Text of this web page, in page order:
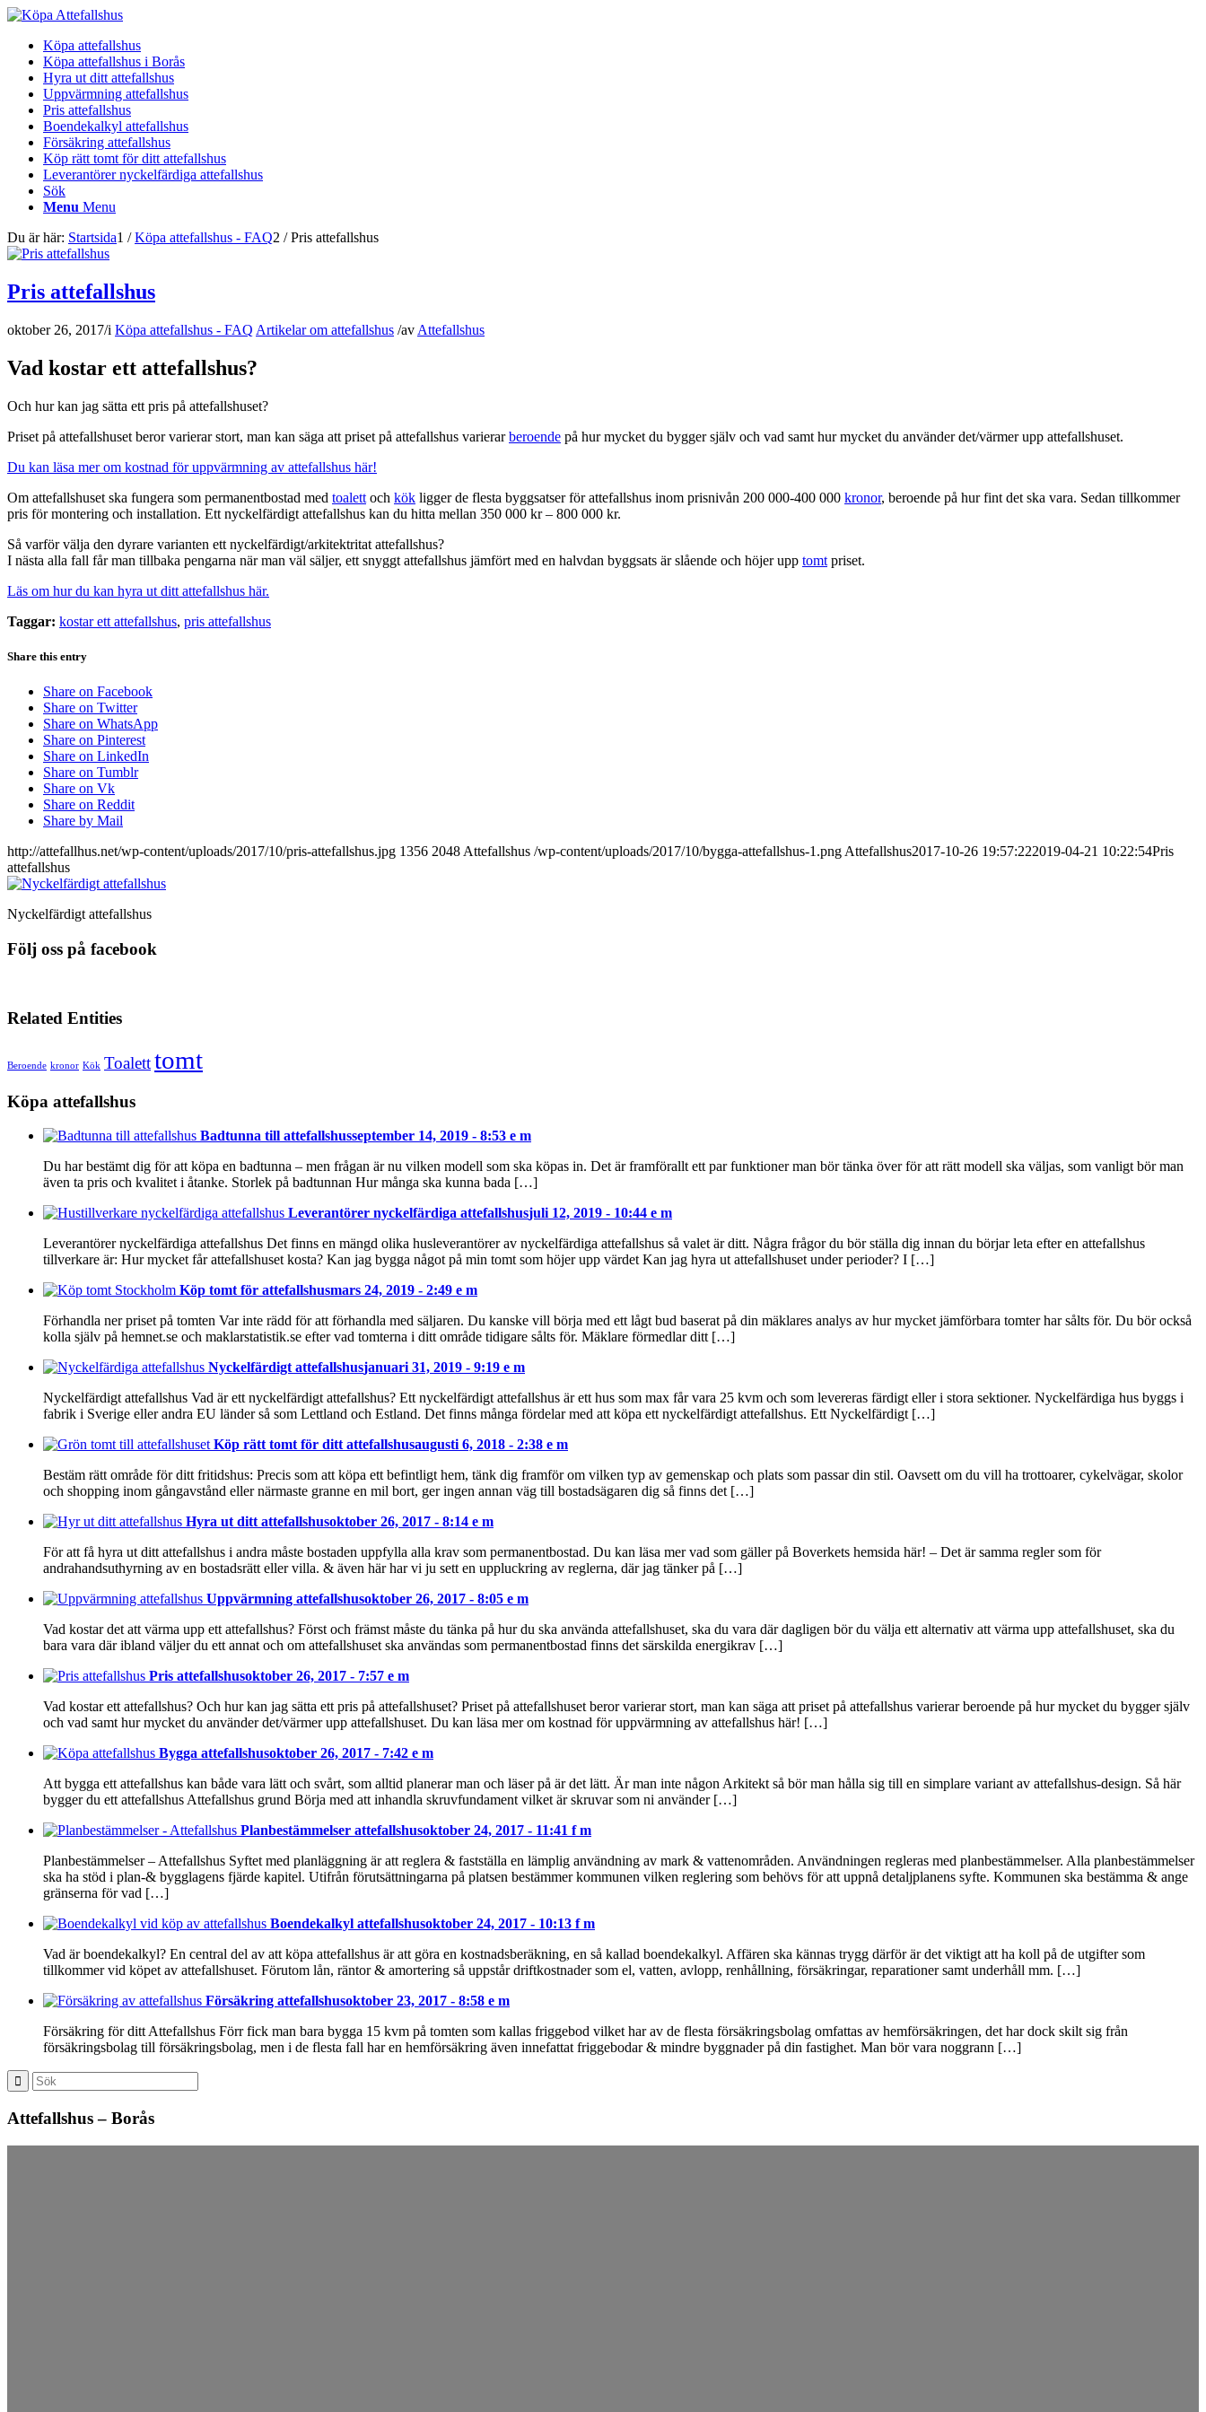
Köpa attefallshus
Köpa attefallshus i Borås
Hyra ut ditt attefallshus
Uppvärmning attefallshus
Pris attefallshus
Boendekalkyl attefallshus
Försäkring attefallshus
Köp rätt tomt för ditt attefallshus
Leverantörer nyckelfärdiga attefallshus
Sök
Menu Menu
Du är här: Startsida1 / Köpa attefallshus - FAQ2 / Pris attefallshus
Pris attefallshus
oktober 26, 2017/i Köpa attefallshus - FAQ Artikelar om attefallshus /av Attefallshus
Vad kostar ett attefallshus?
Och hur kan jag sätta ett pris på attefallshuset?
Priset på attefallshuset beror varierar stort, man kan säga att priset på attefallshus varierarberoende på hur mycket du bygger själv och vad samt hur mycket du använder det/värmer upp attefallshuset.
Du kan läsa mer om kostnad för uppvärmning av attefallshus här!
Om attefallshuset ska fungera som permanentbostad med toalett och kök ligger de flesta byggsatser för attefallshus inom prisnivån 200 000-400 000 kronor, beroende på hur fint det ska vara. Sedan tillkommer
pris för montering och installation. Ett nyckelfärdigt attefallshus kan du hitta mellan 350 000 kr – 800 000 kr.
Så varför välja den dyrare varianten ett nyckelfärdigt/arkitektritat attefallshus?
I nästa alla fall får man tillbaka pengarna när man väl säljer, ett snyggt attefallshus jämfört med en halvdan byggsats är slående och höjer upp tomt priset.
Läs om hur du kan hyra ut ditt attefallshus här.
Taggar: kostar ett attefallshus, pris attefallshus
Share this entry
Share on Facebook
Share on Twitter
Share on WhatsApp
Share on Pinterest
Share on LinkedIn
Share on Tumblr
Share on Vk
Share on Reddit
Share by Mail
http://attefallhus.net/wp-content/uploads/2017/10/pris-attefallshus.jpg 1356 2048 Attefallshus /wp-content/uploads/2017/10/bygga-attefallshus-1.png Attefallshus2017-10-26 19:57:222019-04-21 10:22:54Pris
attefallshus
Nyckelfärdigt attefallshus
Följ oss på facebook
Related Entities
Beroende kronor Kök Toaletttomt
Köpa attefallshus
Badtunna till attefallshusseptember 14, 2019 - 8:53 e m
Du har bestämt dig för att köpa en badtunna – men frågan är nu vilken modell som ska köpas in. Det är framförallt ett par funktioner man bör tänka över för att rätt modell ska väljas, som vanligt bör man
även ta pris och kvalitet i åtanke. Storlek på badtunnan Hur många ska kunna bada […]
Leverantörer nyckelfärdiga attefallshusjuli 12, 2019 - 10:44 e m
Leverantörer nyckelfärdiga attefallshus Det finns en mängd olika husleverantörer av nyckelfärdiga attefallshus så valet är ditt. Några frågor du bör ställa dig innan du börjar leta efter en attefallshus
tillverkare är: Hur mycket får attefallshuset kosta? Kan jag bygga något på min tomt som höjer upp värdet Kan jag hyra ut attefallshuset under perioder? I […]
Köp tomt för attefallshusmars 24, 2019 - 2:49 e m
Förhandla ner priset på tomten Var inte rädd för att förhandla med säljaren. Du kanske vill börja med ett lågt bud baserat på din mäklares analys av hur mycket jämförbara tomter har sålts för. Du bör också
kolla själv på hemnet.se och maklarstatistik.se efter vad tomterna i ditt område tidigare sålts för. Mäklare förmedlar ditt […]
Nyckelfärdigt attefallshusjanuari 31, 2019 - 9:19 e m
Nyckelfärdigt attefallshus Vad är ett nyckelfärdigt attefallshus? Ett nyckelfärdigt attefallshus är ett hus som max får vara 25 kvm och som levereras färdigt eller i stora sektioner. Nyckelfärdiga hus byggs i
fabrik i Sverige eller andra EU länder så som Lettland och Estland. Det finns många fördelar med att köpa ett nyckelfärdigt attefallshus. Ett Nyckelfärdigt […]
Köp rätt tomt för ditt attefallshusaugusti 6, 2018 - 2:38 e m
Bestäm rätt område för ditt fritidshus: Precis som att köpa ett befintligt hem, tänk dig framför om vilken typ av gemenskap och plats som passar din stil. Oavsett om du vill ha trottoarer, cykelvägar, skolor
och shopping inom gångavstånd eller närmaste granne en mil bort, ger ingen annan väg till bostadsägaren dig så finns det […]
Hyra ut ditt attefallshusoktober 26, 2017 - 8:14 e m
För att få hyra ut ditt attefallshus i andra måste bostaden uppfylla alla krav som permanentbostad. Du kan läsa mer vad som gäller på Boverkets hemsida här! – Det är samma regler som för
andrahandsuthyrning av en bostadsrätt eller villa. & även här har vi ju sett en uppluckring av reglerna, där jag tänker på […]
Uppvärmning attefallshusoktober 26, 2017 - 8:05 e m
Vad kostar det att värma upp ett attefallshus? Först och främst måste du tänka på hur du ska använda attefallshuset, ska du vara där dagligen bör du välja ett alternativ att värma upp attefallshuset, ska du
bara vara där ibland väljer du ett annat och om attefallshuset ska användas som permanentbostad finns det särskilda energikrav […]
Pris attefallshusoktober 26, 2017 - 7:57 e m
Vad kostar ett attefallshus? Och hur kan jag sätta ett pris på attefallshuset? Priset på attefallshuset beror varierar stort, man kan säga att priset på attefallshus varierar beroende på hur mycket du bygger själv
och vad samt hur mycket du använder det/värmer upp attefallshuset. Du kan läsa mer om kostnad för uppvärmning av attefallshus här! […]
Bygga attefallshusoktober 26, 2017 - 7:42 e m
Att bygga ett attefallshus kan både vara lätt och svårt, som alltid planerar man och läser på är det lätt. Är man inte någon Arkitekt så bör man hålla sig till en simplare variant av attefallshus-design. Så här
bygger du ett attefallshus Attefallshus grund Börja med att inhandla skruvfundament vilket är skruvar som ni använder […]
Planbestämmelser attefallshusoktober 24, 2017 - 11:41 f m
Planbestämmelser – Attefallshus Syftet med planläggning är att reglera & fastställa en lämplig användning av mark & vattenområden. Användningen regleras med planbestämmelser. Alla planbestämmelser
ska ha stöd i plan-& bygglagens fjärde kapitel. Utifrån förutsättningarna på platsen bestämmer kommunen vilken reglering som behövs för att uppnå detaljplanens syfte. Kommunen ska bestämma & ange
gränserna för vad […]
Boendekalkyl attefallshusoktober 24, 2017 - 10:13 f m
Vad är boendekalkyl? En central del av att köpa attefallshus är att göra en kostnadsberäkning, en så kallad boendekalkyl. Affären ska kännas trygg därför är det viktigt att ha koll på de utgifter som
tillkommer vid köpet av attefallshuset. Förutom lån, räntor & amortering så uppstår driftkostnader som el, vatten, avlopp, renhållning, försäkringar, reparationer samt underhåll mm. […]
Försäkring attefallshusoktober 23, 2017 - 8:58 e m
Försäkring för ditt Attefallshus Förr fick man bara bygga 15 kvm på tomten som kallas friggebod vilket har av de flesta försäkringsbolag omfattas av hemförsäkringen, det har dock skilt sig från
försäkringsbolag till försäkringsbolag, men i de flesta fall har en hemförsäkring även innefattat friggebodar & mindre byggnader på din fastighet. Man bör vara noggrann […]
Attefallshus – Borås